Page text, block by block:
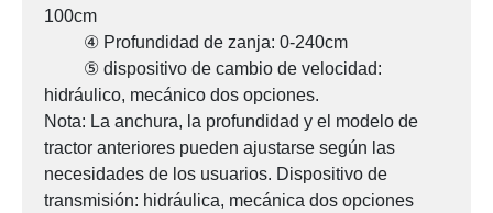
100cm
④ Profundidad de zanja: 0-240cm
⑤ dispositivo de cambio de velocidad:
hidráulico, mecánico dos opciones.
Nota: La anchura, la profundidad y el modelo de
tractor anteriores pueden ajustarse según las
necesidades de los usuarios. Dispositivo de
transmisión: hidráulica, mecánica dos opciones